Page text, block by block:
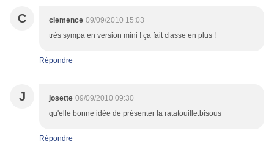
C clemence 09/09/2010 15:03
très sympa en version mini ! ça fait classe en plus !
Répondre
J josette 09/09/2010 09:30
qu'elle bonne idée de présenter la ratatouille.bisous
Répondre